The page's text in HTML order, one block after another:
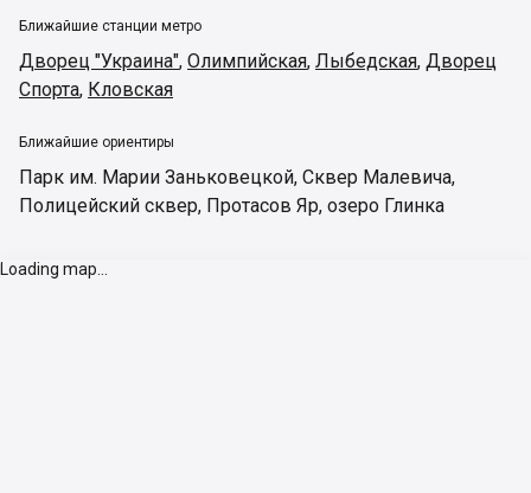
Ближайшие станции метро
Дворец "Украина", Олимпийская, Лыбедская, Дворец
Спорта, Кловская
Ближайшие ориентиры
Парк им. Марии Заньковецкой, Сквер Малевича,
Полицейский сквер, Протасов Яр, озеро Глинка
Loading map...